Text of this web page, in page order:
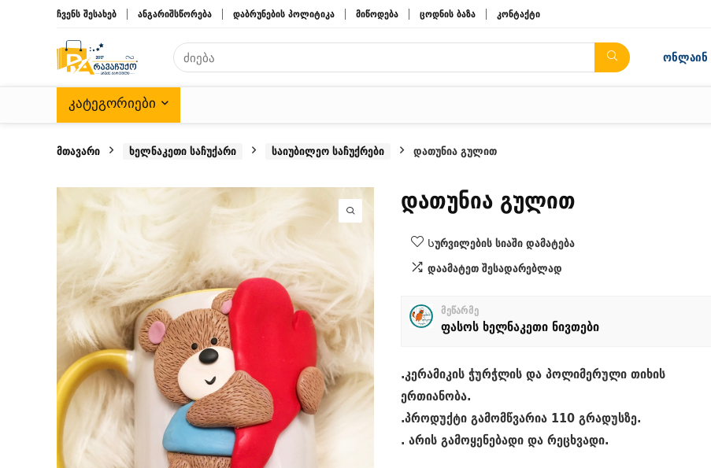
ჩვენს შესახებ ანგარიშსწორება დაბრუნების პოლიტიკა მიწოდება ცოდნის ბაზა კონტაქტი
ონლაინ
ᲙᲐᲢᲔᲒᲝᲠᲘᲔᲑᲘ
მთავარი ხელნაკეთი საჩუქარი საიუბილეო საჩუქრები დათუნია გულით
დათუნია გულით
Სურვილების სიაში დამატება
დაამატეთ შესადარებლად
მეწარმე
ფასოს ხელნაკეთი ნივთები
.კერამიკის ჭურჭლის და პოლიმერული თიხის
ერთიანობა.
.პროდუქტი გამომწვარია 110 გრადუსზე.
. არის გამოყენებადი და რეცხვადი.